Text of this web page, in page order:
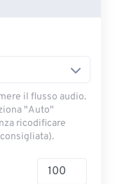
il flusso audio.
"Auto"
ricodificare